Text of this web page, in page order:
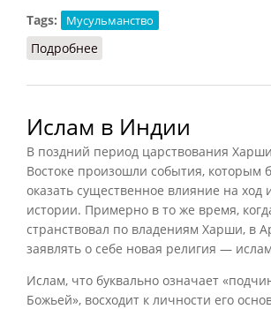
Tags:
Мусульманство
Подробнее
Ислам в Индии
В поздний период царствования
Востоке произошли события, которым
оказать существенное влияние на ход
истории. Примерно в то же время,
странствовал по владениям Харши, в
заявлять о себе новая религия —
Ислам, что буквально означает
Божьей», восходит к личности его